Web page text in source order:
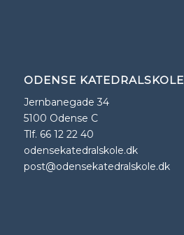
ODENSE KATEDRALSKOLE
Jernbanegade 34
5100 Odense C
Tlf. 66 12 22 40
odensekatedralskole.dk
post@odensekatedralskole.dk